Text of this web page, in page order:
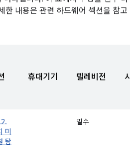
한 내용은 관련 하드웨어 섹션을 참고
휴대기기 텔레비전 시
미
탐
필수